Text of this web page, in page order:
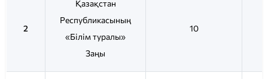
2
Қазақстан
Республикасының
«Білім туралы»
Заңы
10